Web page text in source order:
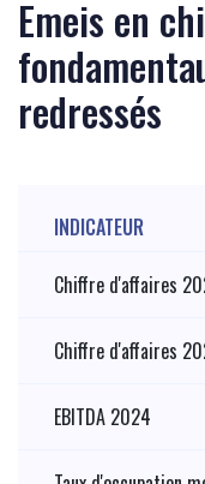
Emeis en
redressés
INDICATEUR
Chiffre d'affaires
Chiffre d'affaires
EBITDA 2024